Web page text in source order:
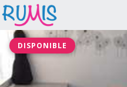
DISPONIBLE